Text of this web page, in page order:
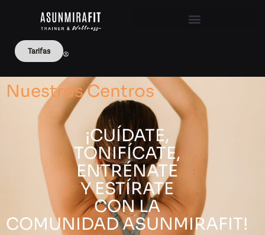
Tarifas
Nuestros Centros
¡CUÍDATE,
TONIFÍCATE,
ENTRÉNATE
Y ESTÍRATE
CON LA
COMUNIDAD ASUNMIRAFIT!